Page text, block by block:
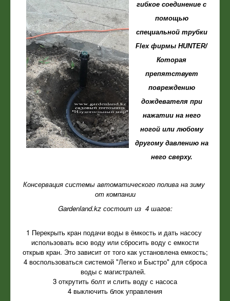
гибкое соединение с
помощью
специальной трубки
Flex фирмы HUNTER/
Которая
препятствует
повреждению
дождевателя при
нажатии на него
ногой или любому
другому давлению на
него сверху.
Консервация системы автоматического полива на зиму
от компании
Gardenland.kz состоит из 4 шагов:
1 Перекрыть кран подачи воды в ёмкость и дать насосу
использовать всю воду или сбросить воду с емкости
открыв кран. Это зависит от того как установлена емкость;
4 воспользоваться системой "Легко и Быстро" для сброса
воды с магистралей.
3 открутить болт и слить воду с насоса
4 выключить блок управления